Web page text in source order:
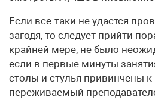
Если все-таки не удастся
загодя, то следует прийти
крайней мере, не было
если в первые минуты
столы и стулья привинчены к
переживаемый